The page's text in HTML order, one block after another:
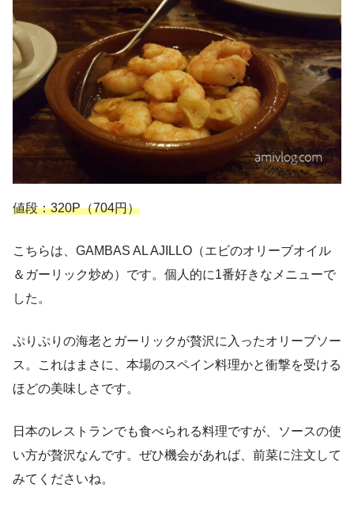
値段：320P（704円）
こちらは、GAMBAS AL AJILLO（エビのオリーブオイル
＆ガーリック炒め）です。個人的に1番好きなメニューで
した。
ぷりぷりの海老とガーリックが贅沢に入ったオリーブソー
ス。これはまさに、本場のスペイン料理かと衝撃を受ける
ほどの美味しさです。
日本のレストランでも食べられる料理ですが、ソースの使
い方が贅沢なんです。ぜひ機会があれば、前菜に注文して
みてくださいね。